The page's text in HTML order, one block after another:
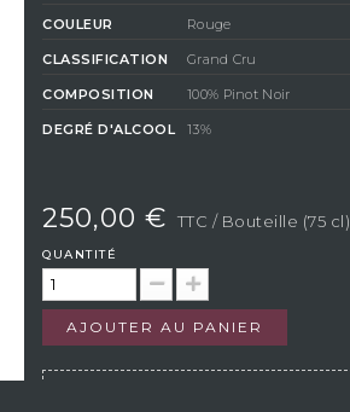
COULEUR Rouge
CLASSIFICATION Grand Cru
COMPOSITION 100% Pinot Noir
DEGRÉ D'ALCOOL 13%
250,00 € TTC / Bouteille (75 cl)
QUANTITÉ
AJOUTER AU PANIER